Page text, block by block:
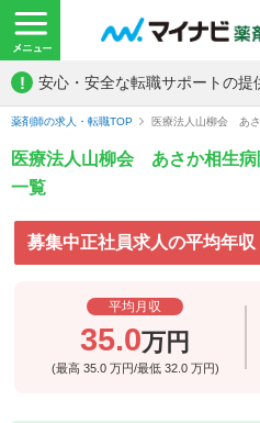
! 安心・安全な転職サポートの提
薬剤師の求人・転職TOP 医療法人山柳会 あ
医療法人山柳会 あさか相生病
一覧
募集中正社員求人の平均年収
平均月収
35.0万円
(最高 35.0 万円/最低 32.0 万円)